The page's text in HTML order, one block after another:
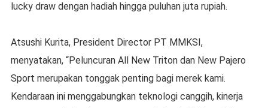
lucky draw dengan hadiah hingga puluhan juta rupiah.
Atsushi Kurita, President Director PT MMKSI,
menyatakan, “Peluncuran All New Triton dan New Pajero
Sport merupakan tonggak penting bagi merek kami.
Kendaraan ini menggabungkan teknologi canggih, kinerja